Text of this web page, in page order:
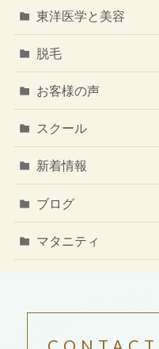
東洋医学と美容
脱毛
お客様の声
スクール
新着情報
ブログ
マタニティ